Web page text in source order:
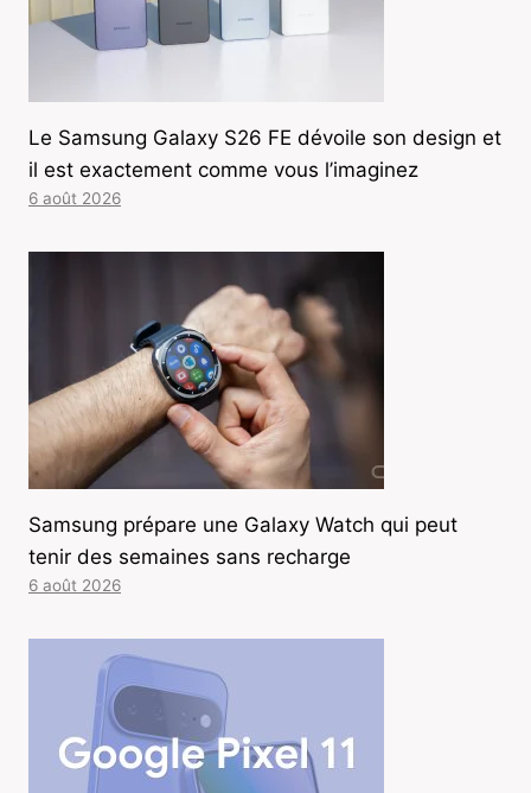
Le Samsung Galaxy S26 FE dévoile son design et
il est exactement comme vous l’imaginez
6 août 2026
Samsung prépare une Galaxy Watch qui peut
tenir des semaines sans recharge
6 août 2026